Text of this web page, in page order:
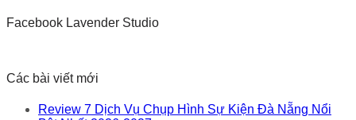
Facebook Lavender Studio
Các bài viết mới
Review 7 Dịch Vụ Chụp Hình Sự Kiện Đà Nẵng Nổi